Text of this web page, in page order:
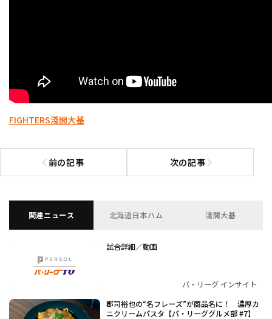
FIGHTERS淺間大基
前の記事
前の記事へ 次の記事次の記事へ
関連ニュース 北海道日本ハム 淺間大基
試合詳細／動画
パ・リーグ インサイト
郡司裕也の“名フレーズ”が商品名に！ 濃厚カ
ニクリームパスタ【パ・リーググルメ部 #7】